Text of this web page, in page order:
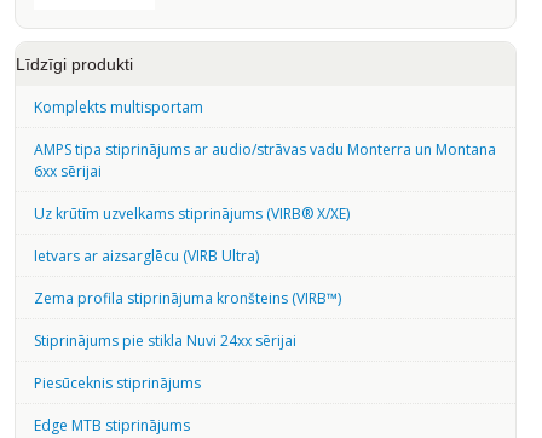
Līdzīgi produkti
Komplekts multisportam
AMPS tipa stiprinājums ar audio/strāvas vadu Monterra un Montana
6xx sērijai
Uz krūtīm uzvelkams stiprinājums (VIRB® X/XE)
Ietvars ar aizsarglēcu (VIRB Ultra)
Zema profila stiprinājuma kronšteins (VIRB™)
Stiprinājums pie stikla Nuvi 24xx sērijai
Piesūceknis stiprinājums
Edge MTB stiprinājums